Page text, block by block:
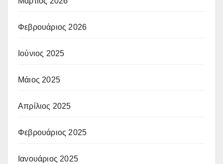
Φεβρουάριος 2026
Ιούνιος 2025
Μάιος 2025
Απρίλιος 2025
Φεβρουάριος 2025
Ιανουάριος 2025